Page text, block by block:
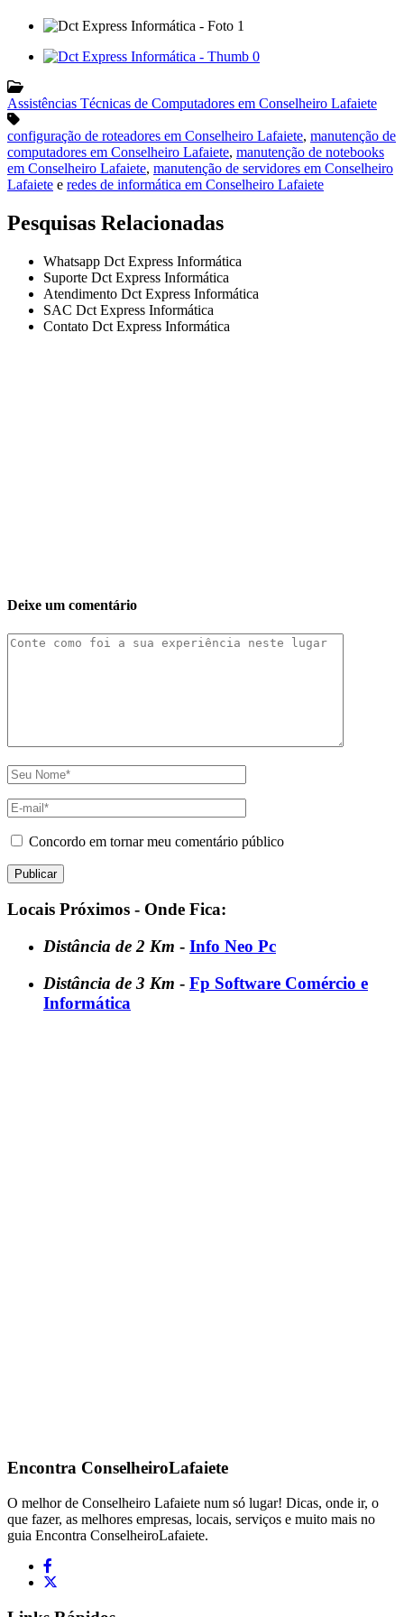
Assistências Técnicas de Computadores em Conselheiro Lafaiete
configuração de roteadores em Conselheiro Lafaiete, manutenção de
computadores em Conselheiro Lafaiete, manutenção de notebooks
em Conselheiro Lafaiete, manutenção de servidores em Conselheiro
Lafaiete e redes de informática em Conselheiro Lafaiete
Pesquisas Relacionadas
Whatsapp Dct Express Informática
Suporte Dct Express Informática
Atendimento Dct Express Informática
SAC Dct Express Informática
Contato Dct Express Informática
Deixe um comentário
Concordo em tornar meu comentário público
Locais Próximos - Onde Fica:
Distância de 2 Km - Info Neo Pc
Distância de 3 Km - Fp Software Comércio e
Informática
Encontra ConselheiroLafaiete
O melhor de Conselheiro Lafaiete num só lugar! Dicas, onde ir, o
que fazer, as melhores empresas, locais, serviços e muito mais no
guia Encontra ConselheiroLafaiete.